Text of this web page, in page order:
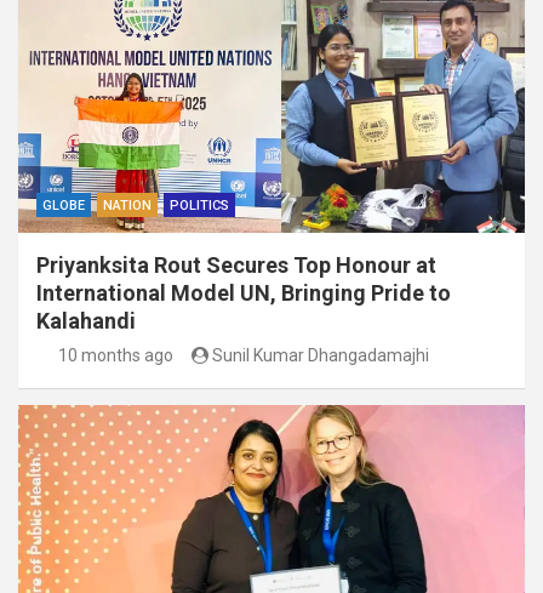
GLOBE NATION POLITICS
Priyanksita Rout Secures Top Honour at
International Model UN, Bringing Pride to
Kalahandi
10 months ago Sunil Kumar Dhangadamajhi